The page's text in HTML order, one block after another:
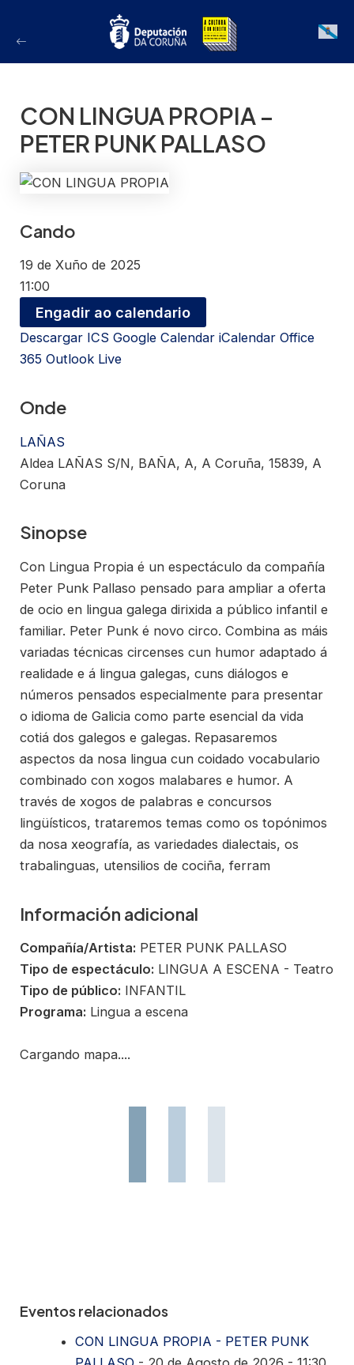
Galician
CON LINGUA PROPIA –
PETER PUNK PALLASO
Cando
19 de Xuño de 2025
11:00
Engadir ao calendario
Descargar ICS Google Calendar iCalendar Office
365 Outlook Live
Onde
LAÑAS
Aldea LAÑAS S/N, BAÑA, A, A Coruña, 15839, A
Coruna
Sinopse
Con Lingua Propia é un espectáculo da compañía
Peter Punk Pallaso pensado para ampliar a oferta
de ocio en lingua galega dirixida a público infantil e
familiar. Peter Punk é novo circo. Combina as máis
variadas técnicas circenses cun humor adaptado á
realidade e á lingua galegas, cuns diálogos e
números pensados especialmente para presentar
o idioma de Galicia como parte esencial da vida
cotiá dos galegos e galegas. Repasaremos
aspectos da nosa lingua cun coidado vocabulario
combinado con xogos malabares e humor. A
través de xogos de palabras e concursos
lingüísticos, trataremos temas como os topónimos
da nosa xeografía, as variedades dialectais, os
trabalinguas, utensilios de cociña, ferram
Información adicional
Compañía/Artista: PETER PUNK PALLASO
Tipo de espectáculo: LINGUA A ESCENA - Teatro
Tipo de público: INFANTIL
Programa: Lingua a escena
Cargando mapa....
Eventos relacionados
CON LINGUA PROPIA - PETER PUNK